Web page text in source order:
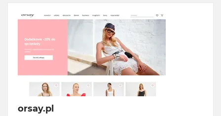
orsay.pl